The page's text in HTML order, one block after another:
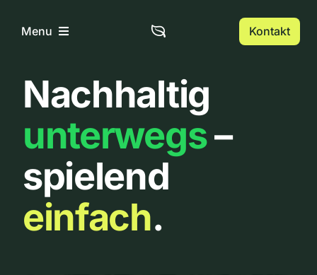
InhaltMenu
Home
Über uns
Urbanlist
Kontakt
Nachhaltig
unterwegs–
spielend
einfach.